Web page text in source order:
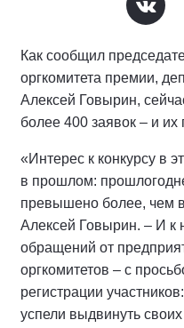
Как сообщил
оргкомитета премии,
Алексей Говырин,
более 400 заявок – и
«Интерес к конкурсу в
в прошлом:
превышено более, чем
Алексей Говырин. – И к
обращений от
оргкомитетов – с
регистрации
успели выдвинуть